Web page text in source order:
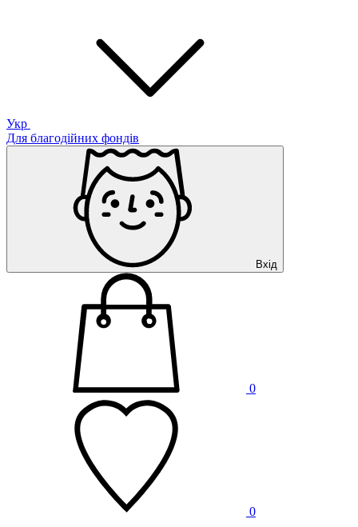
Укр
Для благодійних фондів
Вхід
0
0